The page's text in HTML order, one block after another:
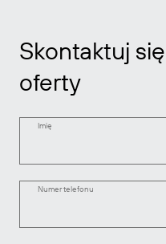
Skontaktuj
oferty
Imię
Numer telefonu